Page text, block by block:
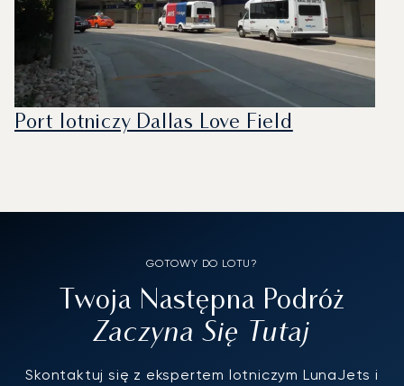
Port lotniczy Dallas Love Field
GOTOWY DO LOTU?
Twoja Następna Podróż
Zaczyna Się Tutaj
Skontaktuj się z ekspertem lotniczym LunaJets i